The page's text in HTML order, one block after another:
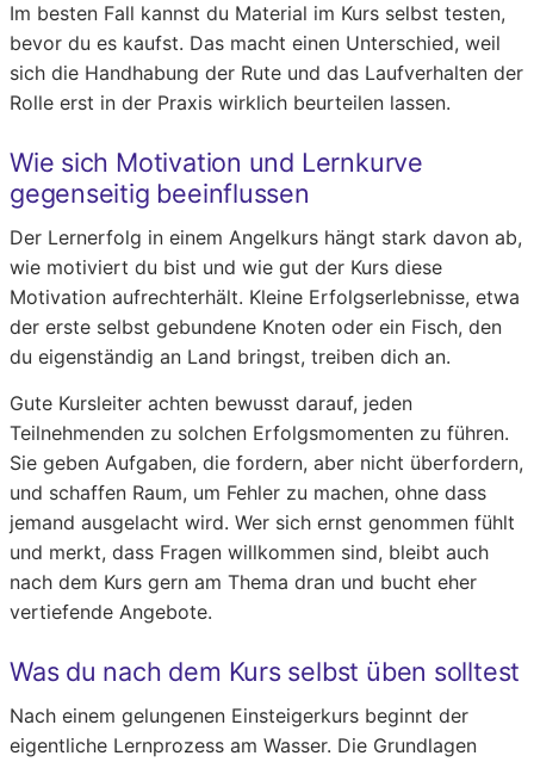
Im besten Fall kannst du Material im Kurs selbst testen,
bevor du es kaufst. Das macht einen Unterschied, weil
sich die Handhabung der Rute und das Laufverhalten der
Rolle erst in der Praxis wirklich beurteilen lassen.
Wie sich Motivation und Lernkurve
gegenseitig beeinflussen
Der Lernerfolg in einem Angelkurs hängt stark davon ab,
wie motiviert du bist und wie gut der Kurs diese
Motivation aufrechterhält. Kleine Erfolgserlebnisse, etwa
der erste selbst gebundene Knoten oder ein Fisch, den
du eigenständig an Land bringst, treiben dich an.
Gute Kursleiter achten bewusst darauf, jeden
Teilnehmenden zu solchen Erfolgsmomenten zu führen.
Sie geben Aufgaben, die fordern, aber nicht überfordern,
und schaffen Raum, um Fehler zu machen, ohne dass
jemand ausgelacht wird. Wer sich ernst genommen fühlt
und merkt, dass Fragen willkommen sind, bleibt auch
nach dem Kurs gern am Thema dran und bucht eher
vertiefende Angebote.
Was du nach dem Kurs selbst üben solltest
Nach einem gelungenen Einsteigerkurs beginnt der
eigentliche Lernprozess am Wasser. Die Grundlagen